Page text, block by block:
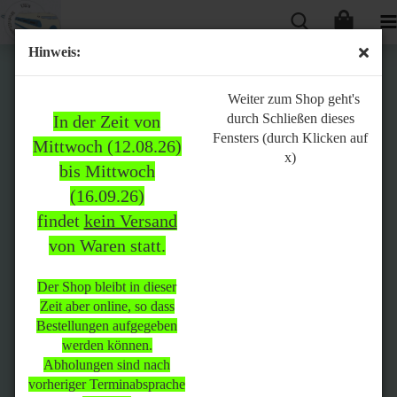
Hinweis:
In der Zeit von
Mittwoch (12.08.26)
bis Mittwoch
(16.09.26)
findet kein Versand
von Waren statt.
Der Shop bleibt in dieser
Zeit aber online, so dass
Bestellungen aufgegeben
werden können.
Abholungen sind nach
vorheriger Terminabsprache
Weiter zum Shop geht's
durch Schließen dieses
Fensters (durch Klicken auf
x)
Bitte
beachten:
In der Zeit von Mittwoch
(12.08.26) bis Mittwoch
(16.09.26)
statt.
Der Shop bleibt in dieser Zeit
aber online, so dass
Bestellungen aufgegeben
werden können.